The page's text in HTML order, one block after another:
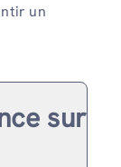
un
sur